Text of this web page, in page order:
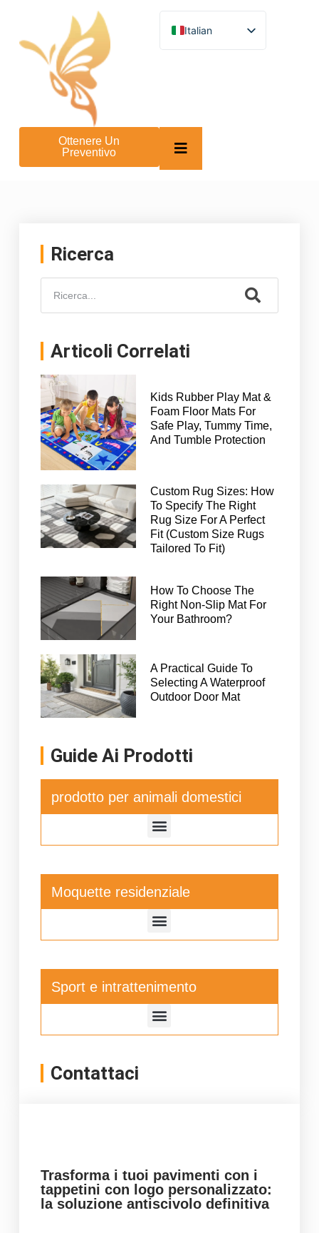
Italian
English
Arabic
Hebrew
Bengali
Korean
Ottenere Un
Preventivo
Ricerca
Articoli Correlati
Kids Rubber Play Mat &
Foam Floor Mats For
Safe Play, Tummy Time,
And Tumble Protection
Custom Rug Sizes: How
To Specify The Right
Rug Size For A Perfect
Fit (Custom Size Rugs
Tailored To Fit)
How To Choose The
Right Non-Slip Mat For
Your Bathroom?
A Practical Guide To
Selecting A Waterproof
Outdoor Door Mat
Guide Ai Prodotti
prodotto per animali domestici
Moquette residenziale
Sport e intrattenimento
Contattaci
Trasforma i tuoi pavimenti con i
tappetini con logo personalizzato:
la soluzione antiscivolo definitiva